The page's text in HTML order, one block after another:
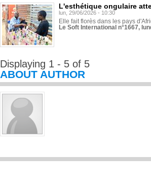
L'esthétique ongulaire
lun, 29/06/2026 - 10:30
Elle fait florès dans les pays
Le Soft International n°1667,
Displaying 1 - 5 of 5
ABOUT AUTHOR